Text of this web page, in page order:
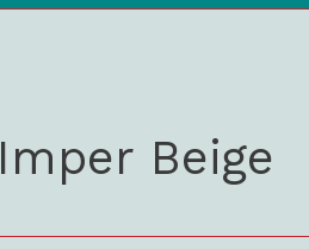
Imper Beige